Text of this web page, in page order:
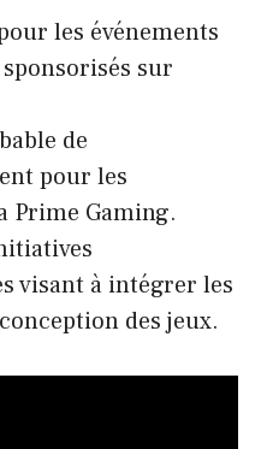
les événements
sur
de
pour les
Prime Gaming.
visant à intégrer les
des jeux.